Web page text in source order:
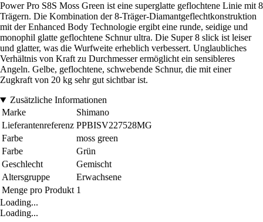
Power Pro S8S Moss Green ist eine superglatte geflochtene Linie mit 8
Trägern. Die Kombination der 8-Träger-Diamantgeflechtkonstruktion
mit der Enhanced Body Technologie ergibt eine runde, seidige und
monophil glatte geflochtene Schnur ultra. Die Super 8 slick ist leiser
und glatter, was die Wurfweite erheblich verbessert. Unglaubliches
Verhältnis von Kraft zu Durchmesser ermöglicht ein sensibleres
Angeln. Gelbe, geflochtene, schwebende Schnur, die mit einer
Zugkraft von 20 kg sehr gut sichtbar ist.
Zusätzliche Informationen
Marke
Shimano
Lieferantenreferenz PPBISV227528MG
Farbe
moss green
Farbe
Grün
Geschlecht
Gemischt
Altersgruppe
Erwachsene
Menge pro Produkt 1
Loading...
Loading...